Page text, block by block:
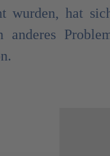
wurden, hat